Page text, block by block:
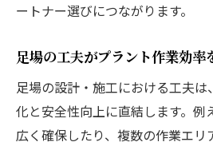
ートナー選びにつながります。
足場の工夫がプラント作業効率
足場の設計・施工における工夫
化と安全性向上に直結します。例
広く確保したり、複数の作業エリ